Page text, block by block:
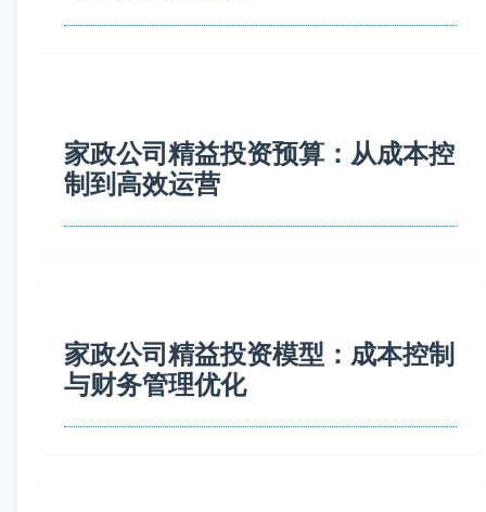
家政公司精益投资预算：从成本控
制到高效运营
家政公司精益投资模型：成本控制
与财务管理优化